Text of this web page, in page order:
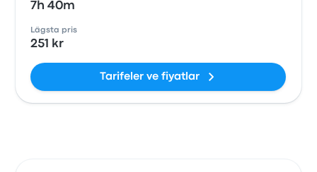
7h 40m
Lägsta pris
251 kr
Tarifeler ve fiyatlar